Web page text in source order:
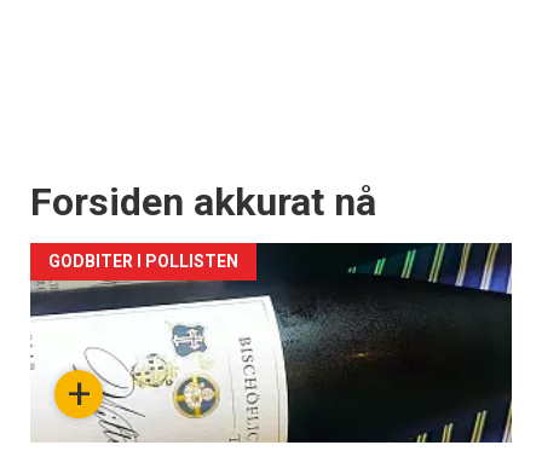
Forsiden akkurat nå
+
GODBITER I POLLISTEN